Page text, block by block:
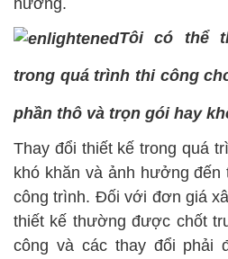
hưởng.
Tôi có thể
trong quá trình thi công
phần thô và trọn gói hay
Thay đổi thiết kế trong quá
khó khăn và ảnh hưởng đến
công trình. Đối với đơn giá
thiết kế thường được chốt
công và các thay đổi phải